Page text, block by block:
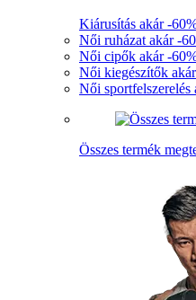
Kiárusítás akár -
Női ruházat akár -
Női cipők akár -
Női kiegészítők
Női sportfelszerelés
Összes termék